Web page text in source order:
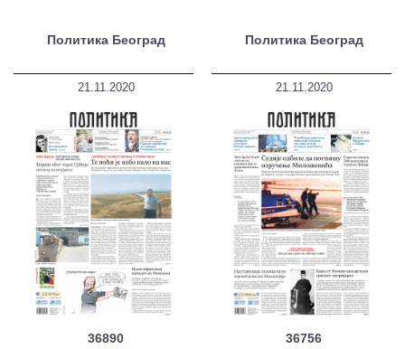
Политика Београд
21.11.2020
36890
Политика Београд
21.11.2020
36756